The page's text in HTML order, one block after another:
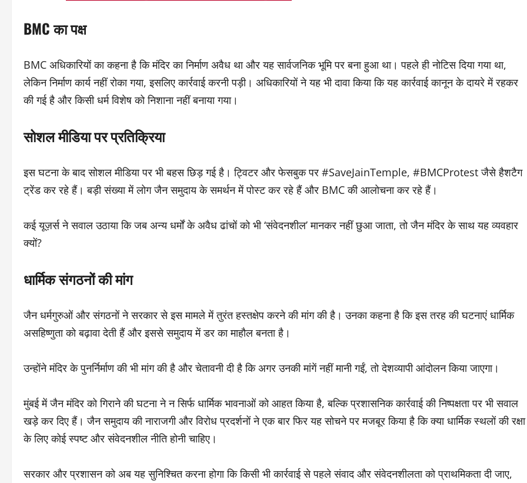
BMC का पक्ष
BMC अधिकारियों का कहना है कि मंदिर का निर्माण अवैध था और यह सार्वजनिक भूमि पर बना हुआ था। पहले ही नोटिस दिया गया था,
लेकिन निर्माण कार्य नहीं रोका गया, इसलिए कार्रवाई करनी पड़ी। अधिकारियों ने यह भी दावा किया कि यह कार्रवाई कानून के दायरे में रहकर
की गई है और किसी धर्म विशेष को निशाना नहीं बनाया गया।
सोशल मीडिया पर प्रतिक्रिया
इस घटना के बाद सोशल मीडिया पर भी बहस छिड़ गई है। ट्विटर और फेसबुक पर #SaveJainTemple, #BMCProtest जैसे हैशटैग
ट्रेंड कर रहे हैं। बड़ी संख्या में लोग जैन समुदाय के समर्थन में पोस्ट कर रहे हैं और BMC की आलोचना कर रहे हैं।
कई यूज़र्स ने सवाल उठाया कि जब अन्य धर्मों के अवैध ढांचों को भी ‘संवेदनशील’ मानकर नहीं छुआ जाता, तो जैन मंदिर के साथ यह व्यवहार
क्यों?
धार्मिक संगठनों की मांग
जैन धर्मगुरुओं और संगठनों ने सरकार से इस मामले में तुरंत हस्तक्षेप करने की मांग की है। उनका कहना है कि इस तरह की घटनाएं धार्मिक
असहिष्णुता को बढ़ावा देती हैं और इससे समुदाय में डर का माहौल बनता है।
उन्होंने मंदिर के पुनर्निर्माण की भी मांग की है और चेतावनी दी है कि अगर उनकी मांगें नहीं मानी गईं, तो देशव्यापी आंदोलन किया जाएगा।
मुंबई में जैन मंदिर को गिराने की घटना ने न सिर्फ धार्मिक भावनाओं को आहत किया है, बल्कि प्रशासनिक कार्रवाई की निष्पक्षता पर भी सवाल
खड़े कर दिए हैं। जैन समुदाय की नाराजगी और विरोध प्रदर्शनों ने एक बार फिर यह सोचने पर मजबूर किया है कि क्या धार्मिक स्थलों की रक्षा
के लिए कोई स्पष्ट और संवेदनशील नीति होनी चाहिए।
सरकार और प्रशासन को अब यह सुनिश्चित करना होगा कि किसी भी कार्रवाई से पहले संवाद और संवेदनशीलता को प्राथमिकता दी जाए,